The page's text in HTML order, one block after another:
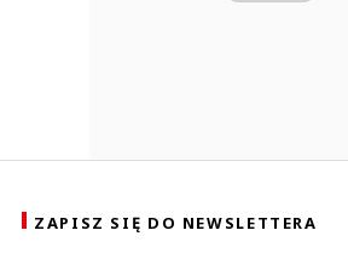
ZAPISZ SIĘ DO NEWSLETTERA